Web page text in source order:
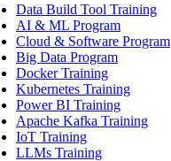
Data Build Tool Training
AI & ML Program
Cloud & Software Program
Big Data Program
Docker Training
Kubernetes Training
Power BI Training
Apache Kafka Training
IoT Training
LLMs Training